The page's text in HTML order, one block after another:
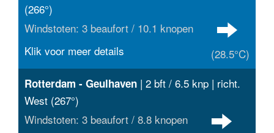
(266°)
Windstoten: 3 beaufort / 10.1 knopen
(28.5°C)
Klik voor meer details
Rotterdam - Geulhaven | 2 bft / 6.5 knp | richt.
West (267°)
Windstoten: 3 beaufort / 8.8 knopen